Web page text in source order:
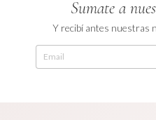
Sumate a
Y recibí antes nuestras